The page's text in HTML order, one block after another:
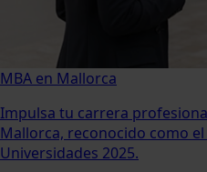
MBA en Mallorca
Impulsa tu carrera
Mallorca, reconocido como el
Universidades 2025.